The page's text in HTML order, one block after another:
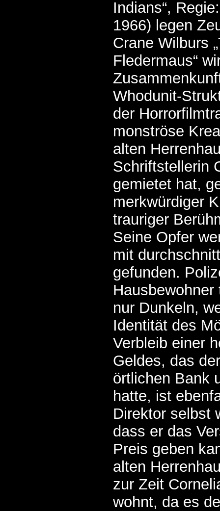
Indians“,
1966) legen
Crane Wilburs
Fledermaus“
Whodunit-
der
monströse
alten
Schriftstellerin
gemietet hat,
merkwürdiger
trauriger
Seine Opfer
mit
gefunden.
nur Dunkeln,
Identität des
Verbleib einer
Geldes, das
örtlichen Bank
hatte, ist
Direktor selbst
dass er das
Preis geben
alten
zur Zeit
wohnt, da es